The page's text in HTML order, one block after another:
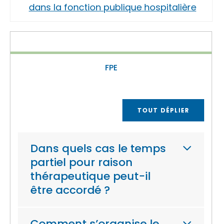
dans la fonction publique hospitalière
FPE
TOUT DÉPLIER
Dans quels cas le temps
partiel pour raison
thérapeutique peut-il
être accordé ?